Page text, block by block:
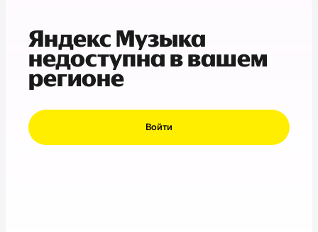
Яндекс Музыка
недоступна в вашем
регионе
Войти